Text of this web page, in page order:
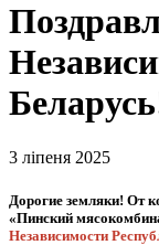
3 ліпеня 2025
Дорогие земляки! От
«Пинский
Независимости